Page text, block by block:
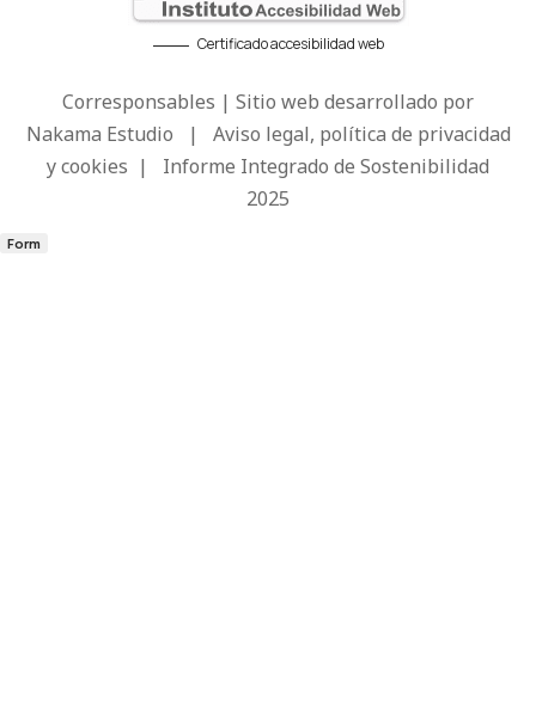
Certificado accesibilidad web
Corresponsables | Sitio web desarrollado por
Nakama Estudio | Aviso legal, política de privacidad
y cookies | Informe Integrado de Sostenibilidad
2025
Form